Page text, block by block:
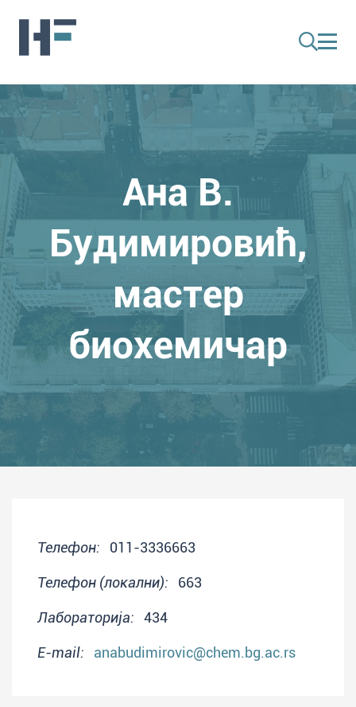
Ана В.
Будимировић,
мастер
биохемичар
Телефон: 011-3336663
Телефон (локални): 663
Лабораторија: 434
E-mail: anabudimirovic@chem.bg.ac.rs